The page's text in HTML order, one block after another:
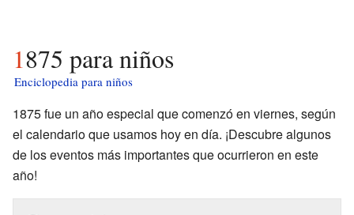
1875 para niños
Enciclopedia para niños
1875 fue un año especial que comenzó en viernes, según
el calendario que usamos hoy en día. ¡Descubre algunos
de los eventos más importantes que ocurrieron en este
año!